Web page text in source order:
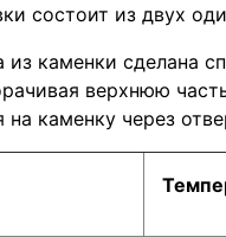
состоит из двух
каменки сделана
верхнюю
на каменку через